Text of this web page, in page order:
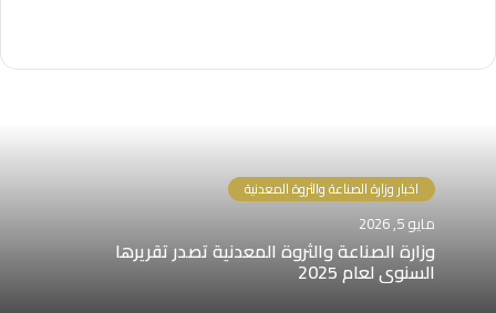
اخبار وزارة الصناعة والثروة المعدنية
مايو 5, 2026
وزارة ⁧الصناعة والثروة المعدنية⁩ تصدر تقريرها
السنوي لعام 2025